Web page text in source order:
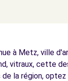
à Metz, ville
vitraux, cette
la région, optez